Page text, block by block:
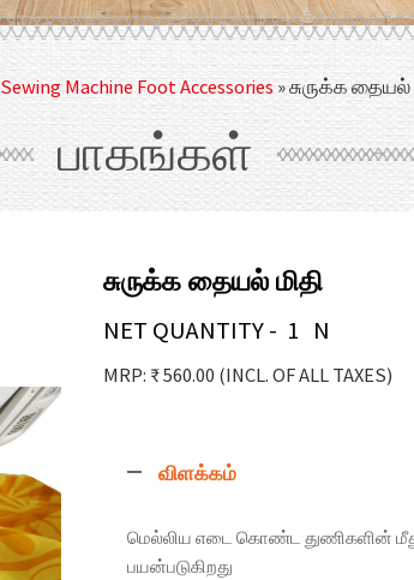
Sewing Machine Foot Accessories »சுருக்க தையல்
பாகங்கள்
சுருக்க தையல் மிதி
NET QUANTITY - 1 N
MRP: ₹ 560.00 (INCL. OF ALL TAXES)
விளக்கம்
மெல்லிய எடை கொண்ட துணிகளின்
பயன்படுகிறது